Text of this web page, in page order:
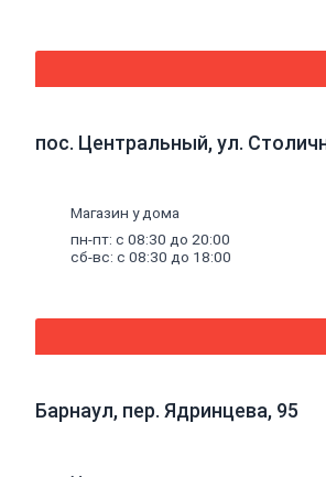
SPC
Рулонные
сетки,
ленты
материалы
Фанера
пос. Центральный, ул.
Магазин у дома
пн-пт: с 08:30 до 20:00
сб-вс: с 08:30 до 18:00
Барнаул, пер. Ядринцева, 95